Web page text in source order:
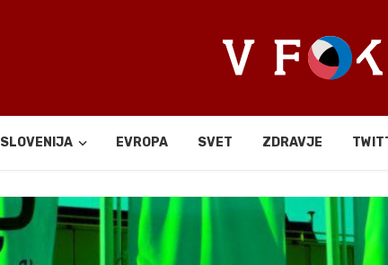
SLOVENIJA EVROPA SVET ZDRAVJE